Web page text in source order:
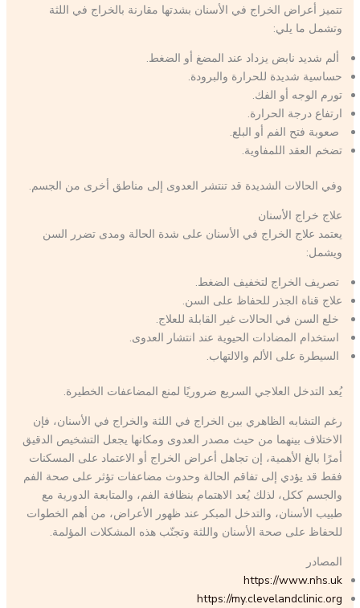
تتميز أعراض الخراج في الأسنان بشدتها مقارنة بالخراج في اللثة
وتشمل ما يلي:
ألم شديد نابض يزداد عند المضغ أو الضغط.
حساسية شديدة للحرارة والبرودة.
تورم الوجه أو الفك.
ارتفاع درجة الحرارة.
صعوبة فتح الفم أو البلع.
تضخم العقد اللمفاوية.
وفي الحالات الشديدة قد تنتشر العدوى إلى مناطق أخرى من الجسم.
علاج خراج الأسنان
يعتمد علاج الخراج في الأسنان على شدة الحالة ومدى تضرر السن
ويشمل:
تصريف الخراج لتخفيف الضغط.
علاج قناة الجذر للحفاظ على السن.
خلع السن في الحالات غير القابلة للعلاج.
استخدام المضادات الحيوية عند انتشار العدوى.
السيطرة على الألم والالتهاب.
يُعد التدخل العلاجي السريع ضروريًا لمنع المضاعفات الخطيرة.
رغم التشابه الظاهري بين الخراج في اللثة والخراج في الأسنان، فإن
الاختلاف بينهما من حيث مصدر العدوى ومكانها يجعل التشخيص الدقيق
أمرًا بالغ الأهمية، إن تجاهل أعراض الخراج أو الاعتماد على المسكنات
فقط قد يؤدي إلى تفاقم الحالة وحدوث مضاعفات تؤثر على صحة الفم
والجسم ككل، لذلك يُعد الاهتمام بنظافة الفم، والمتابعة الدورية مع
طبيب الأسنان، والتدخل المبكر عند ظهور الأعراض، من أهم الخطوات
للحفاظ على صحة الأسنان واللثة وتجنّب هذه المشكلات المؤلمة.
المصادر
https://www.nhs.uk
https://my.clevelandclinic.org